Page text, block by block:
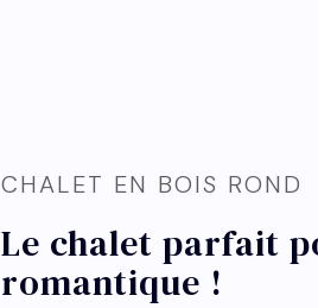
CHALET EN BOIS ROND
Le chalet parfait
romantique !